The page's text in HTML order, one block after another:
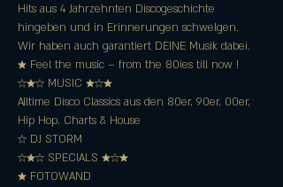
Hits aus 4 Jahrzehnten Discogeschichte
hingeben und in Erinnerungen schwelgen.
Wir haben auch garantiert DEINE Musik dabei.
★ Feel the music – from the 80ies till now !
☆★☆ MUSIC ★☆★
Alltime Disco Classics aus den 80er, 90er, 00er,
Hip Hop. Charts & House
☆ DJ STORM
☆★☆ SPECIALS ★☆★
★ FOTOWAND